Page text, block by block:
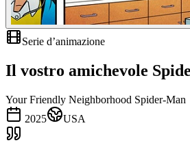
Serie d’animazione
Il vostro amichevole
Your Friendly Neighborhood Spider-Man
2025
USA